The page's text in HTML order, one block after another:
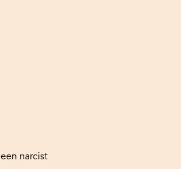
narcist